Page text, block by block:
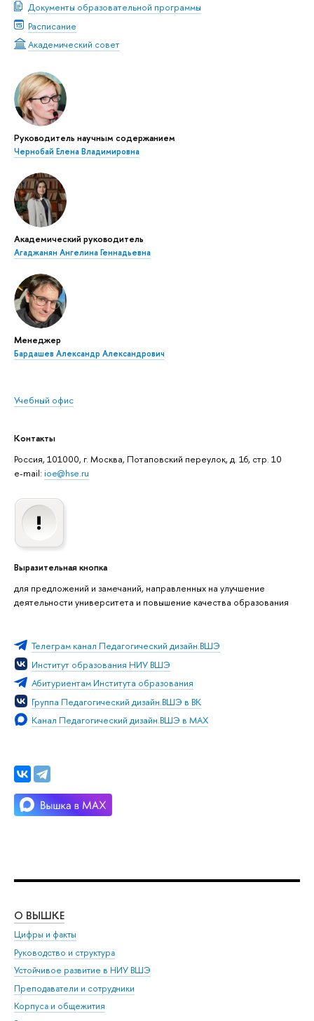
Документы образовательной программы
Расписание
Академический совет
Руководитель научным содержанием
Чернобай Елена Владимировна
Академический руководитель
Агаджанян Ангелина Геннадьевна
Менеджер
Бардашев Александр Александрович
Учебный офис
Контакты
Россия, 101000, г. Москва, Потаповский переулок, д. 16, стр. 10
e-mail: ioe@hse.ru
Выразительная кнопка
для предложений и замечаний, направленных на улучшение
деятельности университета и повышение качества образования
Телеграм канал Педагогический дизайн.ВШЭ
Институт образования НИУ ВШЭ
Абитуриентам Института образования
Группа Педагогический дизайн.ВШЭ в ВК
Канал Педагогический дизайн.ВШЭ в МАХ
О ВЫШКЕ
Цифры и факты
Руководство и структура
Устойчивое развитие в НИУ ВШЭ
Преподаватели и сотрудники
Корпуса и общежития